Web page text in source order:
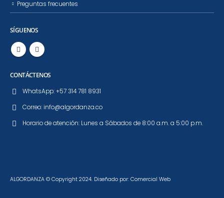
Preguntas frecuentes
SÍGUENOS
CONTÁCTENOS
WhatsApp:+57 314 781 8931
Correo: info@algordanza.co
Horario de atención: Lunes a Sábados de 8:00 a.m. a 5:00 p.m.
ALGORDANZA © Copyright 2024. Diseñado por: Comercial Web